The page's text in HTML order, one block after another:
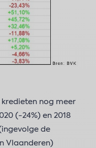
nog meer
(-24%) en 2018
de
Vlaanderen)